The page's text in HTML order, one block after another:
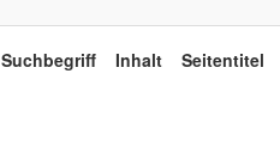
Suchbegriff Inhalt Seitentitel